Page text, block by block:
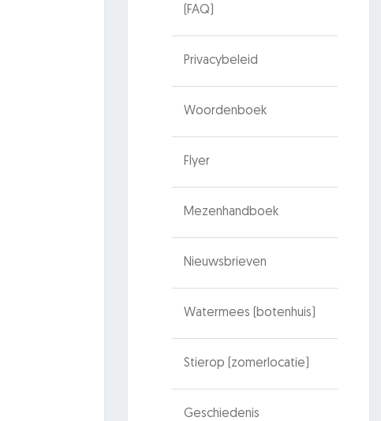
(FAQ)
Privacybeleid
Woordenboek
Flyer
Mezenhandboek
Nieuwsbrieven
Watermees (botenhuis)
Stierop (zomerlocatie)
Geschiedenis